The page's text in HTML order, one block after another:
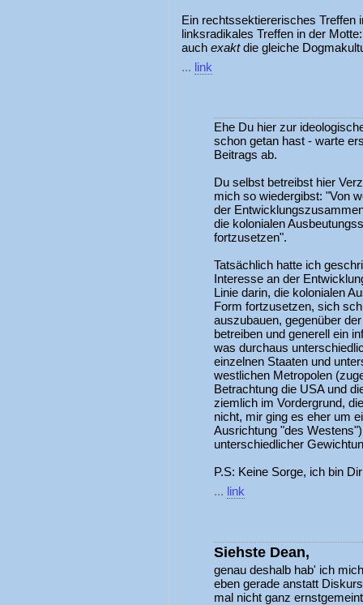
Ein rechtssektiererisches Treffen
linksradikales Treffen in der
auch exaktdie gleiche
... link
Ehe Du hier zur
schon getan hast - warte
Beitrags ab.
Du selbst betreibst hier
mich so wiedergibst: "Von
der
die kolonialen
fortzusetzen".
Tatsächlich hatte ich
Interesse an der
Linie darin, die kolonialen
Form fortzusetzen, sich
auszubauen, gegenüber
betreiben und generell ein
was durchaus
einzelnen Staaten und
westlichen Metropolen
Betrachtung die USA und
ziemlich im Vordergrund,
nicht, mir ging es eher um
Ausrichtung "des
unterschiedlicher
P.S: Keine Sorge, ich bin
... link
Siehste Dean,
genau deshalb hab' ich
eben gerade anstatt
mal nicht ganz